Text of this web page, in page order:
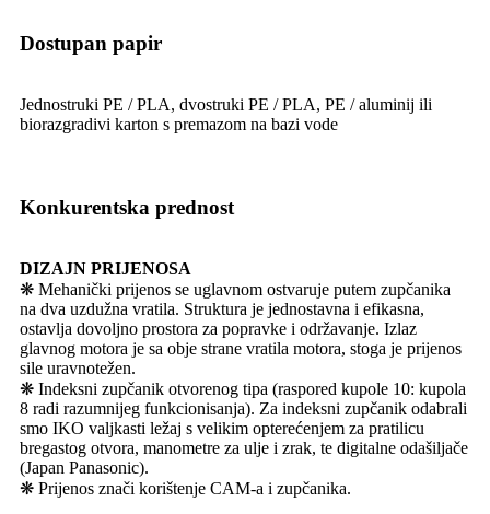
Dostupan papir
Jednostruki PE / PLA, dvostruki PE / PLA, PE / aluminij ili
biorazgradivi karton s premazom na bazi vode
Konkurentska prednost
DIZAJN PRIJENOSA
❋ Mehanički prijenos se uglavnom ostvaruje putem zupčanika
na dva uzdužna vratila. Struktura je jednostavna i efikasna,
ostavlja dovoljno prostora za popravke i održavanje. Izlaz
glavnog motora je sa obje strane vratila motora, stoga je prijenos
sile uravnotežen.
❋ Indeksni zupčanik otvorenog tipa (raspored kupole 10: kupola
8 radi razumnijeg funkcionisanja). Za indeksni zupčanik odabrali
smo IKO valjkasti ležaj s velikim opterećenjem za pratilicu
bregastog otvora, manometre za ulje i zrak, te digitalne odašiljače
(Japan Panasonic).
❋ Prijenos znači korištenje CAM-a i zupčanika.